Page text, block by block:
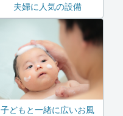
夫婦に人気の設備
子どもと一緒に広いお風